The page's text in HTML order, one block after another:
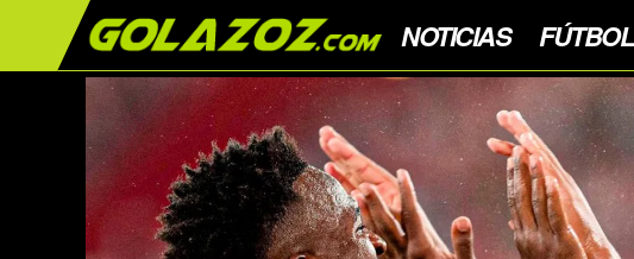
NOTICIAS FÚTBOL